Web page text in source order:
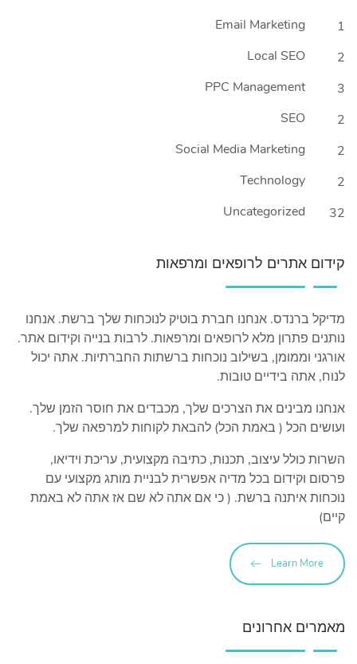
1
Email Marketing
2
Local SEO
3
PPC Management
2
SEO
2
Social Media Marketing
2
Technology
32
Uncategorized
קידום אתרים לרופאים ומרפאות
מדיקל ברנדס. אנחנו חברת בוטיק לנוכחות שלך ברשת. אנחנו
נותנים פתרון מלא לרופאים ומרפאות. לרבות בנייה וקידום אתר.
אורגני וממומן, בשילוב נוכחות ברשתות החברתיות. אתה יכול
לנוח, אתה בידיים טובות.
אנחנו מבינים את הצרכים שלך, מכבדים את חוסר הזמן שלך.
ועושים הכל ( באמת הכל) להבאת לקוחות למרפאה שלך.
השרות כולל עיצוב, תכנות, כתיבה מקצועית, עריכת וידיאו,
פרסום וקידום בכל מדיה אפשרית לבניית מותג מקצועי עם
נוכחות איתנה ברשת. ( כי אם אתה לא שם אז אתה לא באמת
קיים)
Learn More
מאמרים אחרונים